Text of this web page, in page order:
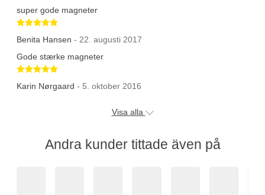
super gode magneter
Betygsatt 5 av 5 stjärnor
Benita Hansen - 22. augusti 2017
Gode stærke magneter
Betygsatt 5 av 5 stjärnor
Karin Nørgaard - 5. oktober 2016
Visa alla
Andra kunder tittade även på